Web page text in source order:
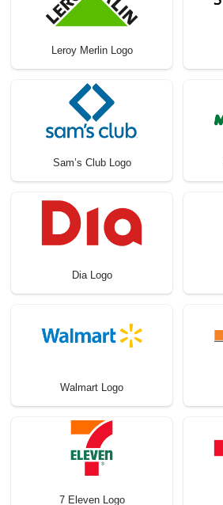
Leroy Merlin Logo
Sam’s Club Logo
Dia Logo
Walmart Logo
7 Eleven Logo